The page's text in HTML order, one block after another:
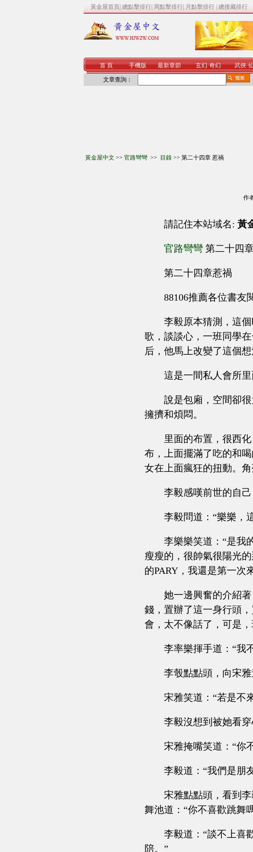
黃金屋首頁 總點擊排行 周點擊排行 月點擊排行 總搜藏排行
首 頁 手機版 最新章節 玄幻·奇幻 武俠·
文章查詢：
黃金屋中文 >> 官路彎彎 >> 目錄 >> 第二十四章 惹禍
作
請記住本站域名: 黃
官路彎彎 第二十四
第二十四章惹禍
88106推薦各位書友
李毅原本猜測，這
歌，談談心，一班同學
后，他馬上改變了這個想
這是一間私人會所里
說是包廂，空間卻
擁擠和煩悶。
里面的布置，很西
布，上面擺滿了吃的和
女在上面瘋狂的扭動。
李毅感嘆前世的自
李毅問道：“樂樂，
李樂樂笑道：“是我
瘦瘦的，很帥氣很陽光
的PARY，我還是第一次
她一邊興奮的介紹
錢，置辦了這一身行頭
會，太不像話了，可是
李率樂揮手道：“我
李彀點點頭，向宋
宋雅笑道：“若是不
李毅沒想到被她看
宋雅掩嘴笑道：“你
李毅道：“我們是朋
宋雅點點頭，看到
舞池道：“你不喜歡跳舞
李毅道：“談不上喜
陪。”